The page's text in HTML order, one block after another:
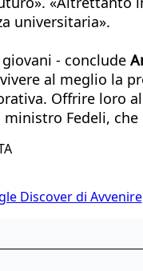
universitaria».
- conclude
al meglio la
Offrire loro
Fedeli,
Discover di Avvenire